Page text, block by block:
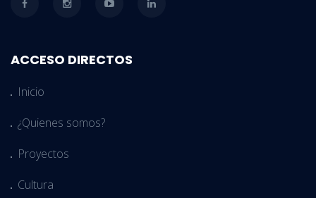
ACCESO DIRECTOS
Inicio
¿Quienes somos?
Proyectos
Cultura